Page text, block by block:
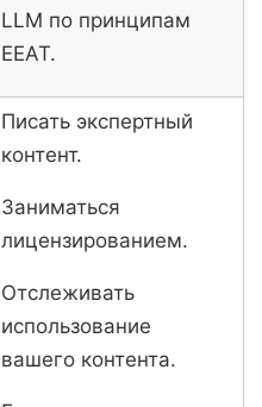
LLM по принципам
EEAT.
Писать экспертный
контент.
Заниматься
лицензированием.
Отслеживать
использование
вашего контента.